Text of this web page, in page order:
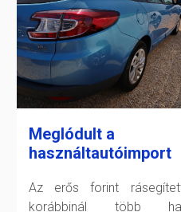
Meglódult a
használtautóimport
Az erős forint
korábbinál több